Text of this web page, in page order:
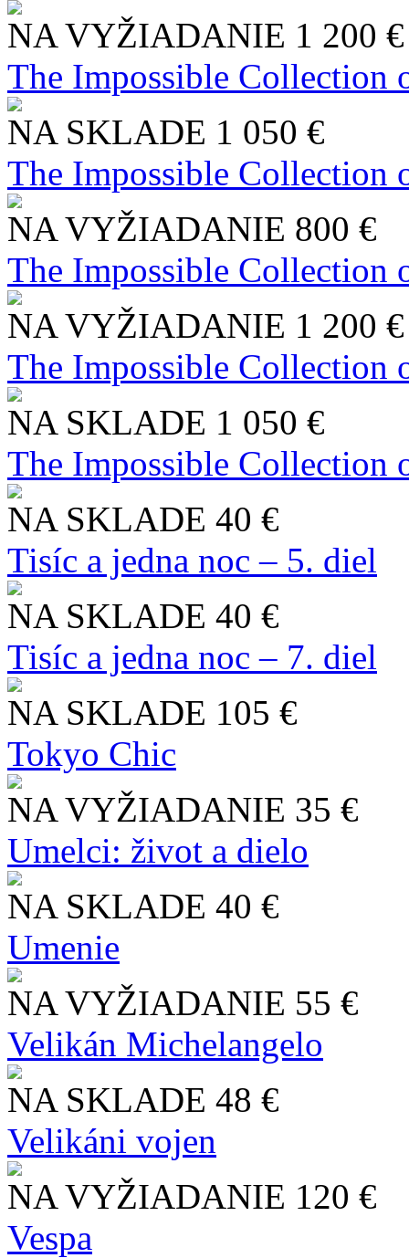
NA VYŽIADANIE 1 200 €
The Impossible Collection
NA SKLADE 1 050 €
The Impossible Collection
NA VYŽIADANIE 800 €
The Impossible Collection
NA VYŽIADANIE 1 200 €
The Impossible Collection
NA SKLADE 1 050 €
The Impossible Collection
NA SKLADE 40 €
Tisíc a jedna noc – 5. diel
NA SKLADE 40 €
Tisíc a jedna noc – 7. diel
NA SKLADE 105 €
Tokyo Chic
NA VYŽIADANIE 35 €
Umelci: život a dielo
NA SKLADE 40 €
Umenie
NA VYŽIADANIE 55 €
Velikán Michelangelo
NA SKLADE 48 €
Velikáni vojen
NA VYŽIADANIE 120 €
Vespa